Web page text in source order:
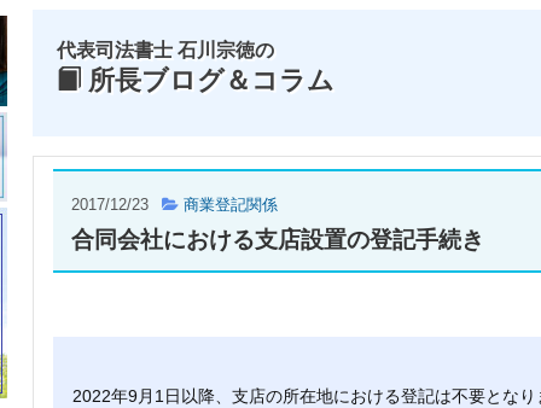
代表司法書士 石川宗徳の
所長ブログ＆コラム
2017/12/23 商業登記関係
合同会社における支店設置の登記手続き
2022年9月1日以降、支店の所在地における登記は不要となり